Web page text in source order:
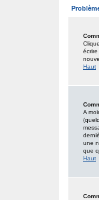
Haut
A
une
que
Haut